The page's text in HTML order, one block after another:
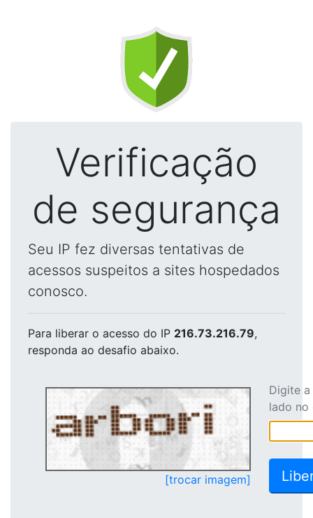
Verificação
de segurança
Seu IP fez diversas tentativas de
acessos suspeitos a sites hospedados
conosco.
Para liberar o acesso do IP 216.73.216.79,
responda ao desafio abaixo.
[trocar imagem]
Digite
lado no